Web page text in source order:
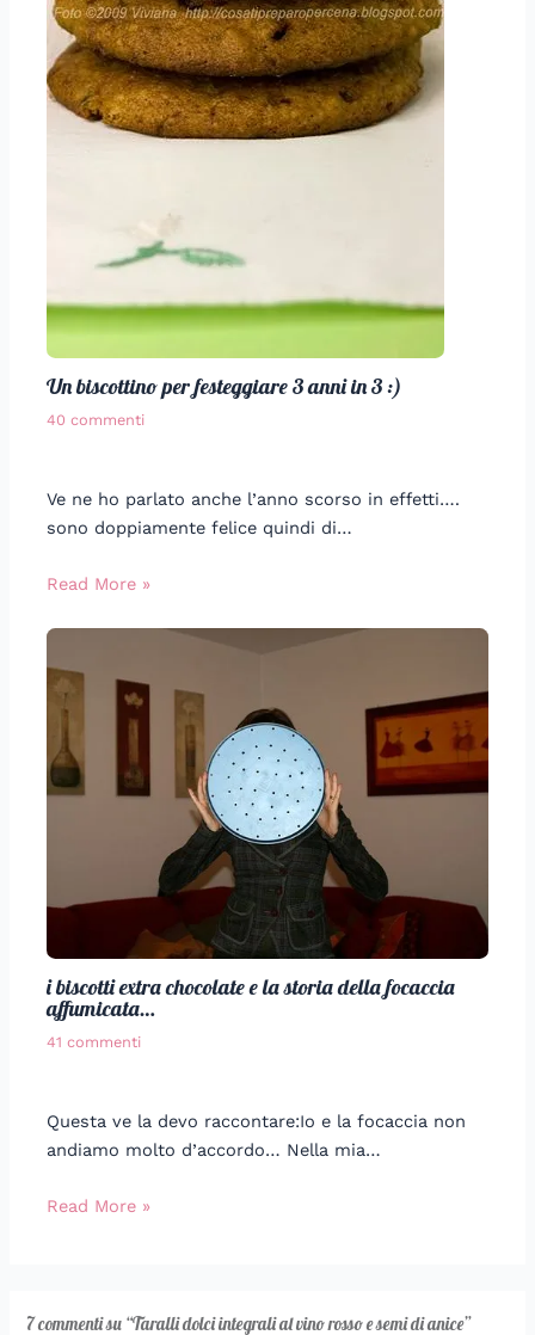
Un biscottino per festeggiare 3 anni in 3 :)
40 commenti
Ve ne ho parlato anche l’anno scorso in effetti….
sono doppiamente felice quindi di…
Read More »
i biscotti extra chocolate e la storia della focaccia
affumicata…
41 commenti
Questa ve la devo raccontare:Io e la focaccia non
andiamo molto d’accordo… Nella mia…
Read More »
7 commenti su “Taralli dolci integrali al vino rosso e semi di anice”